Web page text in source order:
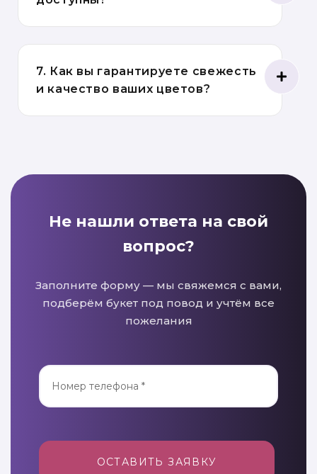
7. Как вы гарантируете свежесть
и качество ваших цветов?
Не нашли ответа на свой
вопрос?
Заполните форму — мы свяжемся с вами,
подберём букет под повод и учтём все
пожелания
ОСТАВИТЬ ЗАЯВКУ